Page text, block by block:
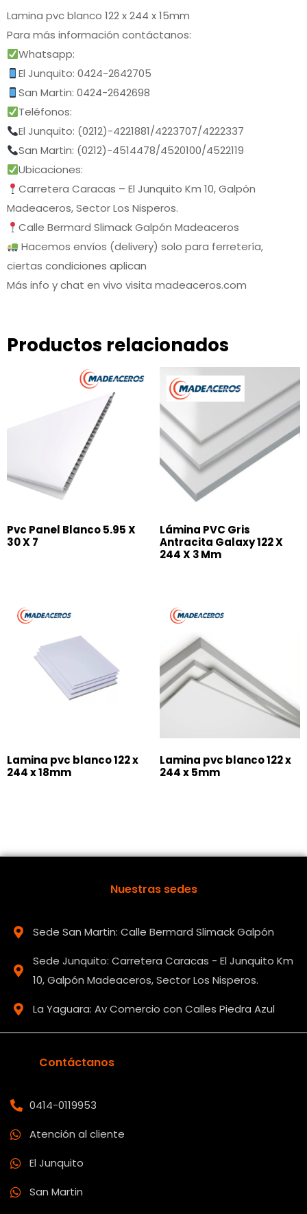
Lamina pvc blanco 122 x 244 x 15mm
Para más información contáctanos:
Whatsapp:
El Junquito: 0424-2642705
San Martin: 0424-2642698
Teléfonos:
El Junquito: (0212)-4221881/4223707/4222337
San Martin: (0212)-4514478/4520100/4522119
Ubicaciones:
Carretera Caracas – El Junquito Km 10, Galpón
Madeaceros, Sector Los Nisperos.
Calle Bermard Slimack Galpón Madeaceros
Hacemos envíos (delivery) solo para ferretería,
ciertas condiciones aplican
Más info y chat en vivo visita madeaceros.com
Productos relacionados
Pvc Panel Blanco 5.95 X
30 X 7
Lámina PVC Gris
Antracita Galaxy 122 X
244 X 3 Mm
Lamina pvc blanco 122 x
244 x 18mm
Lamina pvc blanco 122 x
244 x 5mm
Contáctanos
0414-0119953
Atención al cliente
El Junquito
San Martin
Nuestras sedes
Sede San Martin: Calle Bermard Slimack Galpón
Sede Junquito: Carretera Caracas - El Junquito Km
10, Galpón Madeaceros, Sector Los Nisperos.
La Yaguara: Av Comercio con Calles Piedra Azul